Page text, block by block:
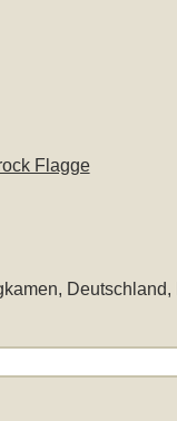
Flagge
Deutschland,